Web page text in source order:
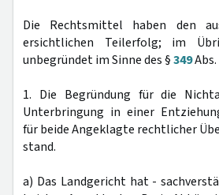
Die Rechtsmittel haben den
ersichtlichen Teilerfolg; im
unbegründet im Sinne des §349Abs.
1. Die Begründung für die
Unterbringung in einer
für beide Angeklagte rechtlicher
stand.
a) Das Landgericht hat -